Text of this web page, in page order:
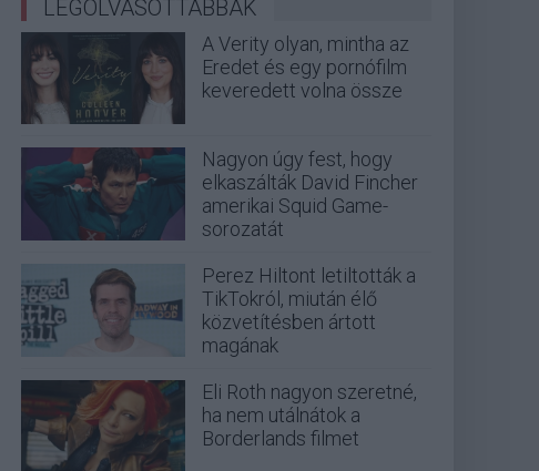
LEGOLVASOTTABBAK
A Verity olyan, mintha az
Eredet és egy pornófilm
keveredett volna össze
Nagyon úgy fest, hogy
elkaszálták David Fincher
amerikai Squid Game-
sorozatát
Perez Hiltont letiltották a
TikTokról, miután élő
közvetítésben ártott
magának
Eli Roth nagyon szeretné,
ha nem utálnátok a
Borderlands filmet